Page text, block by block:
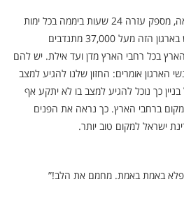
זה ארגון שפועל בהתנדבות מלאה, מספק עזרה 24 שעות ביממה בכל ימות
השבוע למעט שבתות וחגים. יש בארגון הזה מעל 37,000 מתנדבים
בכל רחבי הארץ מדן ועד אילת. יש להם
הארגון אומרים: החזון שלנו להגיע למצב
כך נוכל להגיע למצב בו לא יתקע אף
ברחבי הארץ. כך נראה את הפנים
ישראל למקום טוב יותר.
נפלא באמת באמת. מחמם את הלב!”